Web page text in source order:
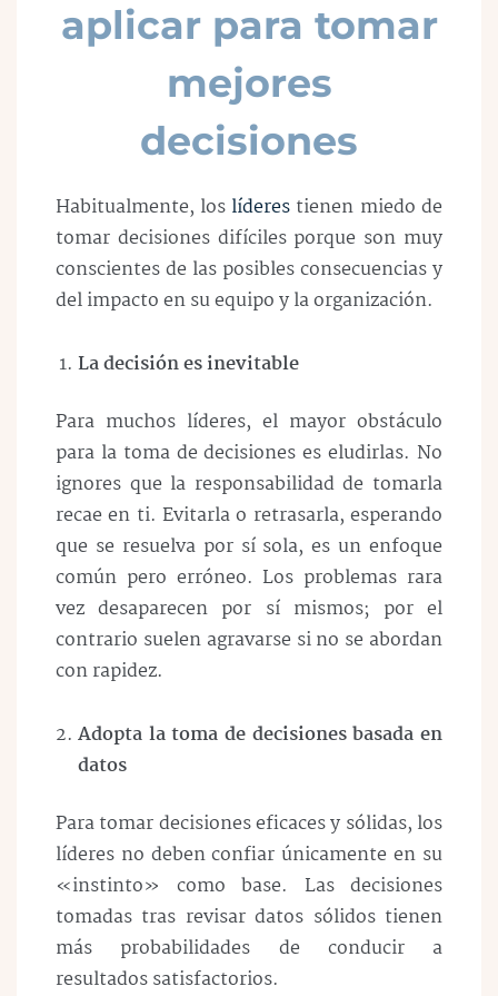
aplicar para tomar
mejores
decisiones
Habitualmente, los líderes tienen miedo de
tomar decisiones difíciles porque son muy
conscientes de las posibles consecuencias y
del impacto en su equipo y la organización.
La decisión es inevitable
Para muchos líderes, el mayor obstáculo
para la toma de decisiones es eludirlas. No
ignores que la responsabilidad de tomarla
recae en ti. Evitarla o retrasarla, esperando
que se resuelva por sí sola, es un enfoque
común pero erróneo. Los problemas rara
vez desaparecen por sí mismos; por el
contrario suelen agravarse si no se abordan
con rapidez.
Adopta la toma de decisiones basada en
datos
Para tomar decisiones eficaces y sólidas, los
líderes no deben confiar únicamente en su
«instinto» como base. Las decisiones
tomadas tras revisar datos sólidos tienen
más probabilidades de conducir a
resultados satisfactorios.